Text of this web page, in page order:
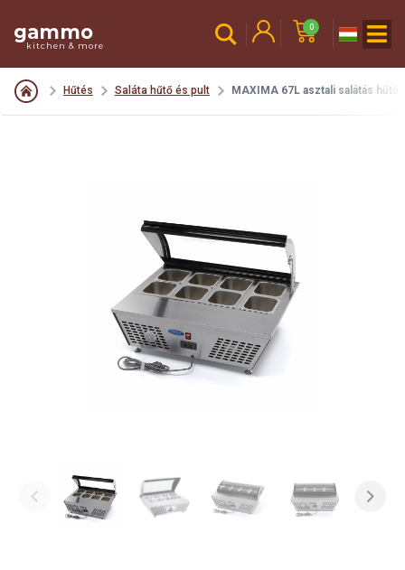
gammo
kitchen & more
0
Hűtés Saláta hűtő és pult MAXIMA 67L asztali salátás hűtő